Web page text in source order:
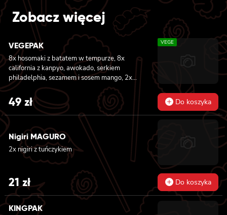
was:
92 zł.
Zobacz więcej
VEGEPAK
8x hosomaki z batatem w tempurze, 8x
california z kanpyo, awokado, serkiem
philadelphia, sezamem i sosem mango, 2x
nigiri z awokado i sosem mango
VEGE
49 zł Do koszyka
Nigiri MAGURO
2x nigiri z tuńczykiem
21zł Do koszyka
KINGPAK